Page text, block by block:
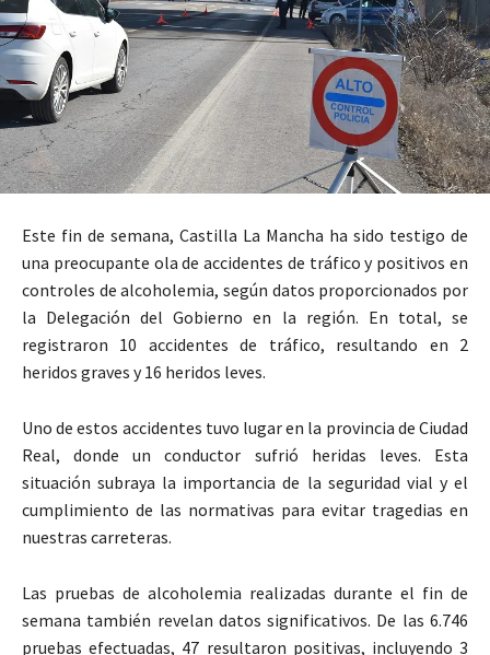
Este fin de semana, Castilla La Mancha ha sido testigo de
una preocupante ola de accidentes de tráfico y positivos en
controles de alcoholemia, según datos proporcionados por
la Delegación del Gobierno en la región. En total, se
registraron 10 accidentes de tráfico, resultando en 2
heridos graves y 16 heridos leves.
Uno de estos accidentes tuvo lugar en la provincia de Ciudad
Real, donde un conductor sufrió heridas leves. Esta
situación subraya la importancia de la seguridad vial y el
cumplimiento de las normativas para evitar tragedias en
nuestras carreteras.
Las pruebas de alcoholemia realizadas durante el fin de
semana también revelan datos significativos. De las 6.746
pruebas efectuadas, 47 resultaron positivas, incluyendo 3